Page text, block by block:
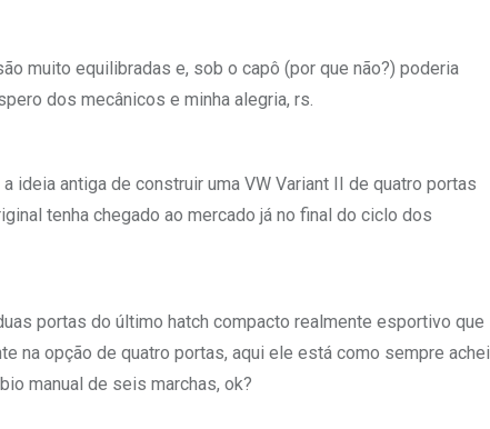
muito equilibradas e, sob o capô (por que não?) poderia
dos mecânicos e minha alegria, rs.
ideia antiga de construir uma VW Variant II de quatro portas
tenha chegado ao mercado já no final do ciclo dos
portas do último hatch compacto realmente esportivo que
na opção de quatro portas, aqui ele está como sempre achei
manual de seis marchas, ok?